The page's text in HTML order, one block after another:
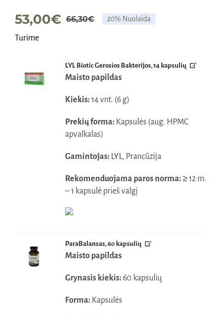
66,30€Original
66,30€.
53,00€
Current
53,00€.
20% Nuolaida
Turime
LYL Biotic Gerosios Bakterijos, 14 kapsulių
Maisto papildas
Kiekis:14 vnt. (6 g)
Prekių forma: Kapsulės (aug. HPMC
apvalkalas)
Gamintojas: LYL, Prancūzija
Rekomenduojama paros norma:≥ 12 m.
– 1 kapsulė prieš valgį
ParaBalansas, 60 kapsulių
Maisto papildas
Grynasis kiekis:60 kapsulių
Forma:Kapsulės